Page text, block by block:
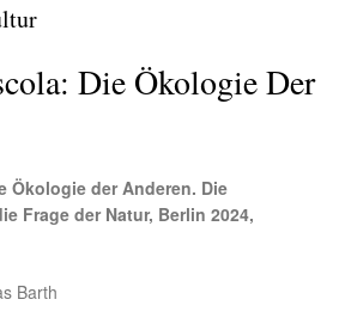
Die Ökologie Der
Ökologie der Anderen. Die
Frage der Natur, Berlin 2024,
Barth